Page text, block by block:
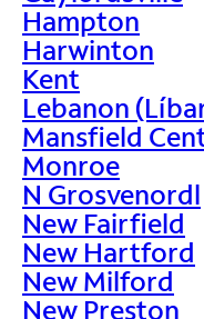
Hampton
Harwinton
Kent
Lebanon
Mansfield
Monroe
N Grosvenordl
New Fairfield
New Hartford
New Milford
New Preston